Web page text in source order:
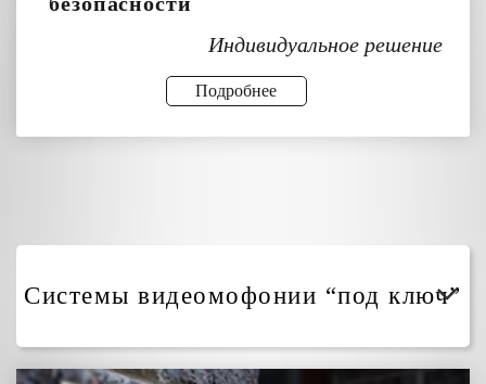
Индивидуальное решение
Подробнее
Системы видеомофонии “под ключ”